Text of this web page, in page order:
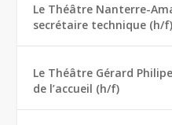
Le Théâtre Nanterre-
secrétaire technique (h/f)
Le Théâtre Gérard
de l’accueil (h/f)